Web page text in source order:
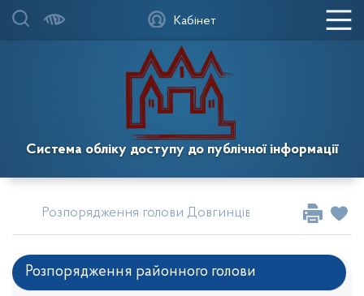
Система обліку доступу до публічної інформації
Кабінет
Розпорядження голови Довгинцівської районної в
Розпорядження районного голови